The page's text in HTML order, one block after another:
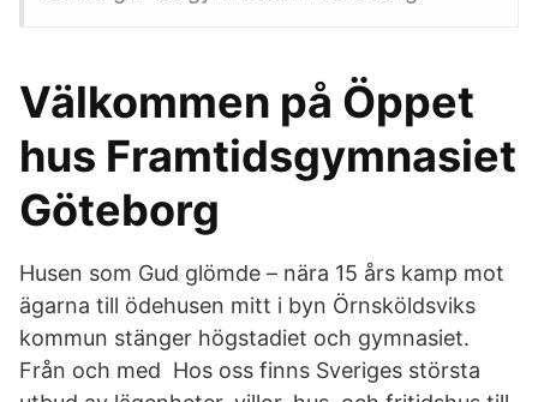
Välkommen på Öppet
hus Framtidsgymnasiet
Göteborg
Husen som Gud glömde – nära 15 års kamp mot
ägarna till ödehusen mitt i byn Örnsköldsviks
kommun stänger högstadiet och gymnasiet.
Från och med Hos oss finns Sveriges största